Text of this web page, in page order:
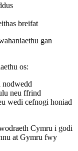
breifat
gan
os:
neu ffrind
wedi cefnogi honiad
Cymru i godi
at Gymru fwy